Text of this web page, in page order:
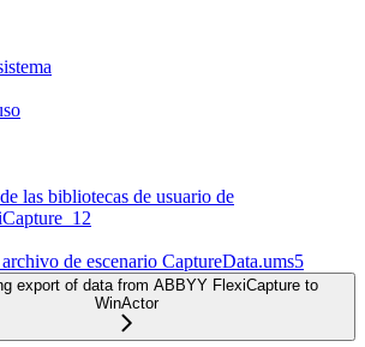
las bibliotecas de usuario de
de escenario CaptureData.ums5
export of data from ABBYY FlexiCapture to
WinActor